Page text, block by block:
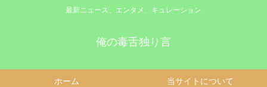
最新ニュース、エンタメ、キュレーション
俺の毒舌独り言
ホーム 当サイトについて